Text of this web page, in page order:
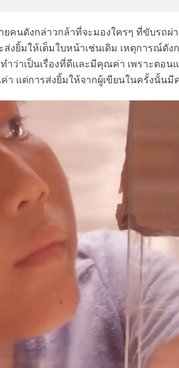
ยคนดังกล่าวกล้าที่จะมองใครๆ ที่ขับรถผ่
ยิ้มให้เต็มใบหน้าเช่นเดิม เหตุการณ์ดัง
ว่าเป็นเรื่องที่ดีและมีคุณค่า เพราะตอน
า แต่การส่งยิ้มให้จากผู้เขียนในครั้งนั้น